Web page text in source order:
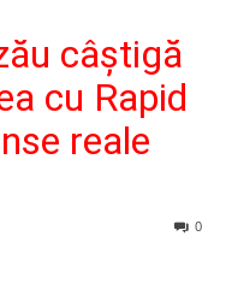
câştigă
cu Rapid
reale
0